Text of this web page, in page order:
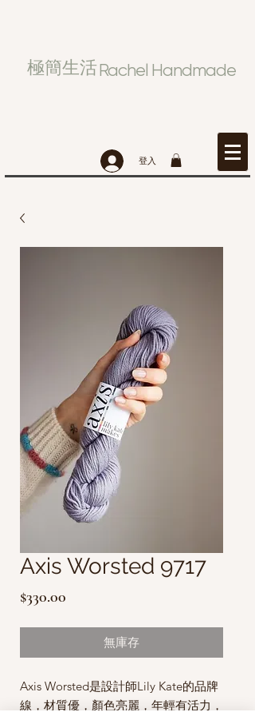
極簡生活Rachel Handmade
登入
Axis Worsted 9717
$330.00
無庫存
Axis Worsted是設計師Lily Kate的品牌
線，材質優，顏色亮麗，年輕有活力，